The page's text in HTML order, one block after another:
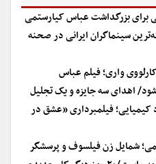
برای بزرگداشت عباس کیارستمی
سینماگران ایرانی در صحنه
واری؛ فیلم عباس
اهدای سه جایزه و یک تجلیل
فیلمبرداری «عشق در
شمایل زن فیلسوف و پرسشگر